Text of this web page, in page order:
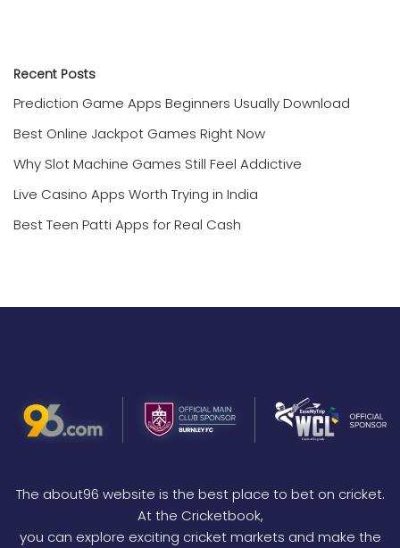
Recent Posts
Prediction Game Apps Beginners Usually Download
Best Online Jackpot Games Right Now
Why Slot Machine Games Still Feel Addictive
Live Casino Apps Worth Trying in India
Best Teen Patti Apps for Real Cash
The about96 website is the best place to bet on cricket.
At the Cricketbook,
you can explore exciting cricket markets and make the